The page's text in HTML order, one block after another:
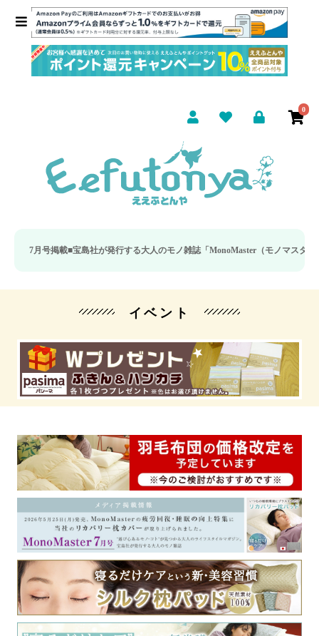
0
号掲載■宝島社が発行する大人のモノ雑誌「MonoMaster（モノマスター）」の
イベント